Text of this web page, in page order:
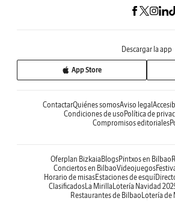
Descargar la app
App Store
ContactarQuiénes somosAviso legal
Condiciones de usoPolítica de
Compromisos editoriales
Oferplan BizkaiaBlogsPintxos en Bilbao
Conciertos en BilbaoVideojuegos
Horario de misasEstaciones de esquí
ClasificadosLa MirillaLotería Navidad
Restaurantes de BilbaoLotería de